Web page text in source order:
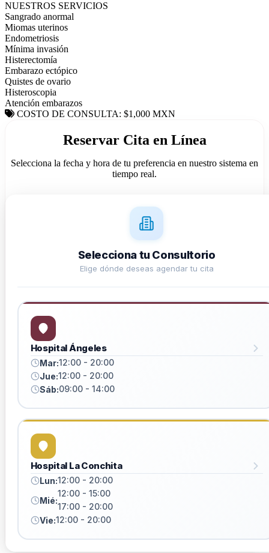
NUESTROS SERVICIOS
Sangrado anormal
Miomas uterinos
Endometriosis
Mínima invasión
Histerectomía
Embarazo ectópico
Quistes de ovario
Histeroscopia
Atención embarazos
COSTO DE CONSULTA: $1,000 MXN
Reservar Cita en Línea
Selecciona la fecha y hora de tu preferencia en nuestro sistema en
tiempo real.
Selecciona tu Consultorio
Elige dónde deseas agendar tu cita
Hospital Ángeles
Mar:12:00 - 20:00
Jue:12:00 - 20:00
Sáb:09:00 - 14:00
Hospital La Conchita
Lun:12:00 - 20:00
Mié:
12:00 - 15:00
17:00 - 20:00
Vie:12:00 - 20:00